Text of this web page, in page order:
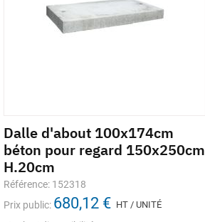
Dalle d'about 100x174cm
béton pour regard 150x250cm
H.20cm
Référence: 152318
Prix public: 680,12 € HT / UNITÉ